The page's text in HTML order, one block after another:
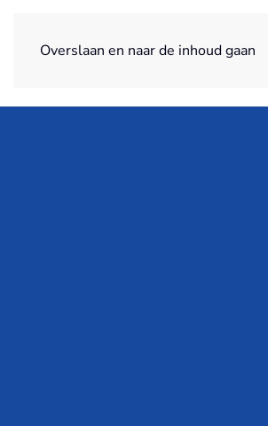
Overslaan en naar de inhoud gaan
MENNEGA BEVEILIGING